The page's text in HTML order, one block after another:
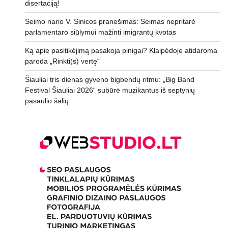
disertaciją!
Seimo nario V. Sinicos pranešimas: Seimas nepritarė
parlamentaro siūlymui mažinti imigrantų kvotas
Ką apie pasitikėjimą pasakoja pinigai? Klaipėdoje atidaroma
paroda „Rinkti(s) vertę“
Šiauliai tris dienas gyveno bigbendų ritmu: „Big Band
Festival Šiauliai 2026“ subūrė muzikantus iš septynių
pasaulio šalių